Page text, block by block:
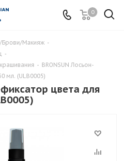
0
Брови/Макияж -
-
- BRONSUN Лосьон-
мл. (ULB0005)
фиксатор цвета для